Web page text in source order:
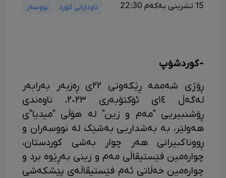
15 تشرینی یەکەم 22:30 ناودارانی کورد نووسەر
-کوردشۆپ
ڕۆژی شەممە ڕێکەوتی ٢٢ی ڕەزبەر بەرابەر
لەگەڵ ١٤ی ئۆکتۆبەری ٢٠٢٣، ناوەندی
ڕۆشنبیریی "مەم و زین" لە هۆڵی "میدیا"ی
هەولێر، بە بەشداریی بەشێک لە نووسەران و
ڕووناکبیرانی هەر چوار بەشی کوردستان،
چوارەمین فێستیڤاڵی مەم و زینی بەڕێوە برد و
چوارەمین خەڵاتی ئەم فێستیڤاڵەی پێشکەشی